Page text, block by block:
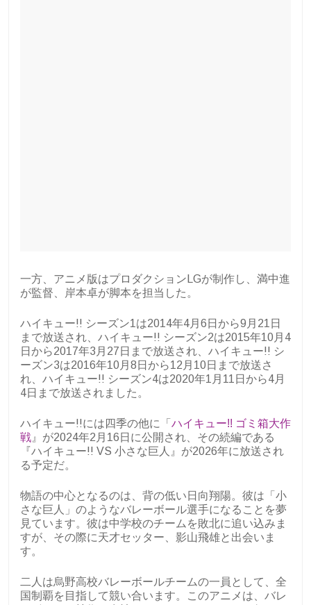
一方、アニメ版はプロダクションLGが制作し、満中進
が監督、岸本卓が脚本を担当した。
ハイキュー!! シーズン1は2014年4月6日から9月21日
まで放送され、ハイキュー!! シーズン2は2015年10月4
日から2017年3月27日まで放送され、ハイキュー!! シ
ーズン3は2016年10月8日から12月10日まで放送さ
れ、ハイキュー!! シーズン4は2020年1月11日から4月
4日まで放送されました。
ハイキュー!!には四季の他に「 ハイキュー!! ゴミ箱大作
戦 』が2024年2月16日に公開され、その続編である
『ハイキュー!! VS 小さな巨人』が2026年に放送され
る予定だ。
物語の中心となるのは、背の低い日向翔陽。彼は「小
さな巨人」のようなバレーボール選手になることを夢
見ています。彼は中学校のチームを敗北に追い込みま
すが、その際に天才セッター、影山飛雄と出会いま
す。
二人は烏野高校バレーボールチームの一員として、全
国制覇を目指して競い合います。このアニメは、バレ